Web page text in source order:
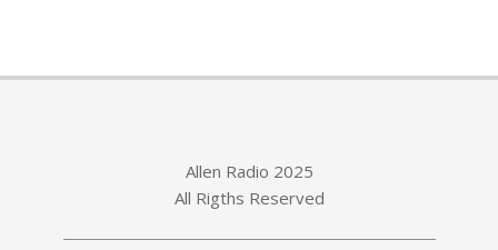
Allen Radio 2025
All Rigths Reserved